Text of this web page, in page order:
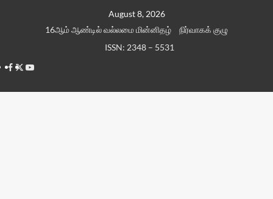
August 8, 2026
16ஆம் ஆண்டில் வல்லமை மின்னிதழ்
நிர்வாகக் குழு
ISSN: 2348 – 5531
Facebook
TwitterYoutube